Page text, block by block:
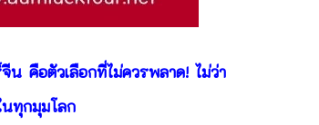
คือตัวเลือกที่ไม่ควรพลาด! ไม่ว่า
นทุกมุมโลก